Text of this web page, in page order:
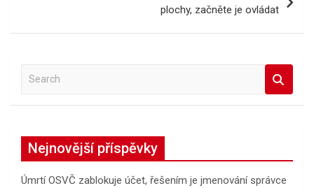
plochy, začněte je ovládat
a
h
Nejnovější příspěvky
Úmrtí OSVČ zablokuje účet, řešením je jmenování správce